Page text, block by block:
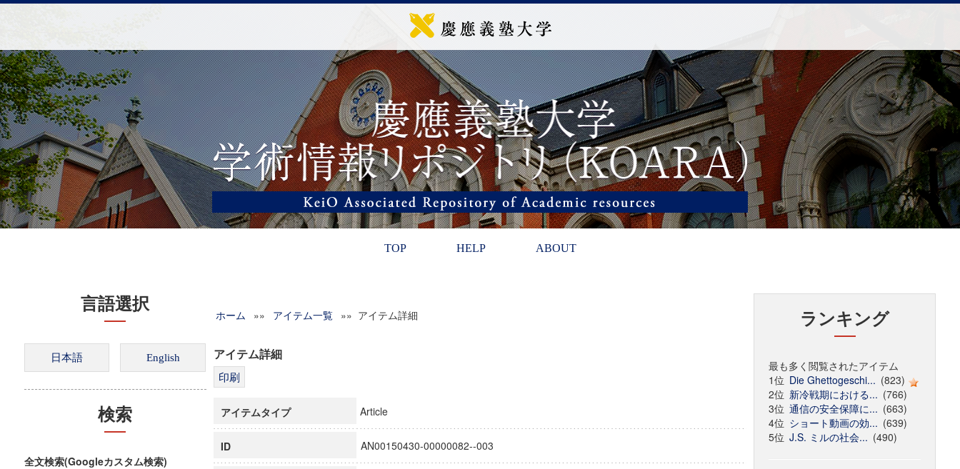
TOP HELP ABOUT
言語選択
検索
全文検索(Googleカスタム検索)
ホーム »» アイテム一覧 »» アイテム詳細
アイテム詳細
アイテムタイプ Article
ID AN00150430-00000082--003
ランキング
最も多く閲覧されたアイテム
1位 Die Ghettogeschi... (823)
2位 新冷戦期における... (766)
3位 通信の安全保障に... (663)
4位 ショート動画の効... (639)
5位 J.S. ミルの社会... (490)